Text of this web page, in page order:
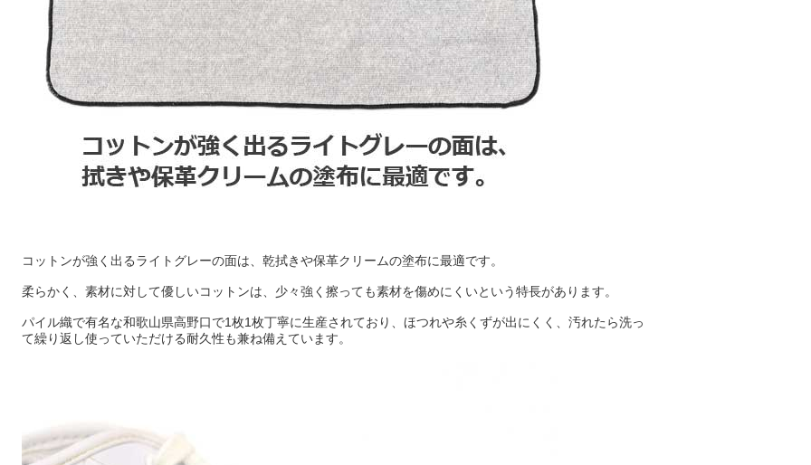
コットンが強く出るライトグレーの面は、乾拭きや保革クリームの塗布に最適です。
柔らかく、素材に対して優しいコットンは、少々強く擦っても素材を傷めにくいという特長があります。
パイル織で有名な和歌山県高野口で1枚1枚丁寧に生産されており、ほつれや糸くずが出にくく、汚れたら洗っ
て繰り返し使っていただける耐久性も兼ね備えています。